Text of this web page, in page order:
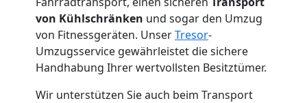
von Kühlschränken und sogar den Umzug
von Fitnessgeräten. UnserTresor-
Umzugsservice gewährleistet die sichere
Handhabung Ihrer wertvollsten Besitztümer.
Wir unterstützen Sie auch beim Transport
Wolfsberg
Umzug